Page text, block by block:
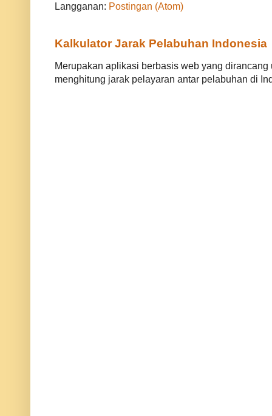
Langganan: Postingan (Atom)
Kalkulator Jarak Pelabuhan Indonesia
Merupakan aplikasi berbasis web yang
menghitung jarak pelayaran antar pelabuhan di